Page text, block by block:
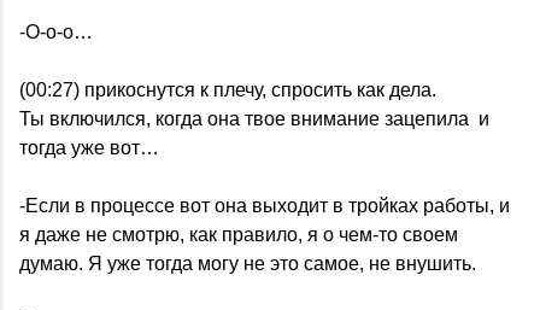
-О-о-о…
(00:27) прикоснутся к плечу, спросить как дела.
Ты включился, когда она твое внимание зацепила и
тогда уже вот…
-Если в процессе вот она выходит в тройках работы, и
я даже не смотрю, как правило, я о чем-то своем
думаю. Я уже тогда могу не это самое, не внушить.